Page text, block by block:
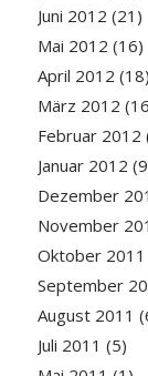
Juni 2012 (21)
Mai 2012 (16)
April 2012 (18)
März 2012
Februar 2012
Januar 2012
Dezember
November
Oktober 2011
September
August 2011
Juli 2011 (5)